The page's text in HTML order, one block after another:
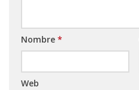
Nombre *
Web